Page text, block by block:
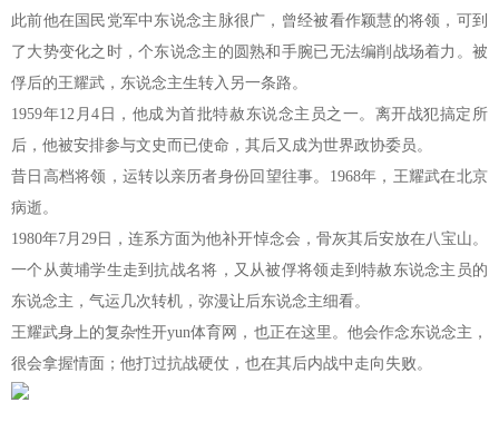
此前他在国民党军中东说念主脉很广，曾经被看作颖慧的将领，可到
了大势变化之时，个东说念主的圆熟和手腕已无法编削战场着力。被
俘后的王耀武，东说念主生转入另一条路。
1959年12月4日，他成为首批特赦东说念主员之一。离开战犯搞定所
后，他被安排参与文史而已使命，其后又成为世界政协委员。
昔日高档将领，运转以亲历者身份回望往事。1968年，王耀武在北京
病逝。
1980年7月29日，连系方面为他补开悼念会，骨灰其后安放在八宝山。
一个从黄埔学生走到抗战名将，又从被俘将领走到特赦东说念主员的
东说念主，气运几次转机，弥漫让后东说念主细看。
王耀武身上的复杂性开yun体育网，也正在这里。他会作念东说念主，
很会拿握情面；他打过抗战硬仗，也在其后内战中走向失败。